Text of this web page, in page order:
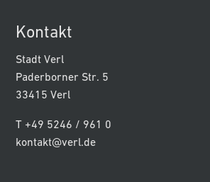
Kontakt
Stadt Verl
Paderborner Str. 5
33415 Verl
T +49 5246 / 961 0
kontakt@verl.de